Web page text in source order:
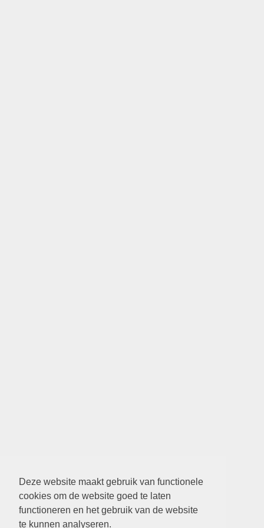
Deze website maakt gebruik van functionele
cookies om de website goed te laten
functioneren en het gebruik van de website
te kunnen analyseren.